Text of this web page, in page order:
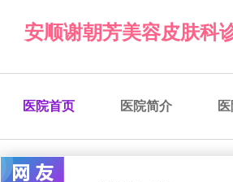
安顺谢朝芳美容皮肤科
医院首页 医院简介